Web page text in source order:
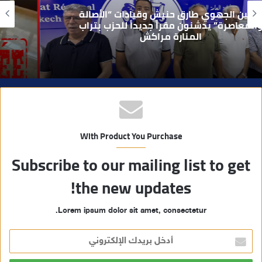
و
ي
ب
بعد تداول فيديو يوثق العملية.. أمن مراكش
يطيح بقاصر مشتبه في تورطه في سرقة
مسلحة..
With Product You Purchase
Subscribe to our mailing list to get
the new updates!
Lorem ipsum dolor sit amet, consectetur.
خ